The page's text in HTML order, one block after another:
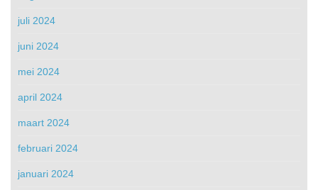
juli 2024
juni 2024
mei 2024
april 2024
maart 2024
februari 2024
januari 2024